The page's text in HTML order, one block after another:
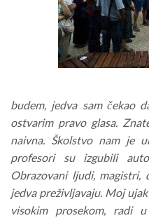
budem, jedva sam čekao
ostvarim pravo glasa.
naivna. Školstvo nam je
profesori su izgubili
Obrazovani ljudi,
jedva preživljavaju. Moj
visokim prosekom, radi